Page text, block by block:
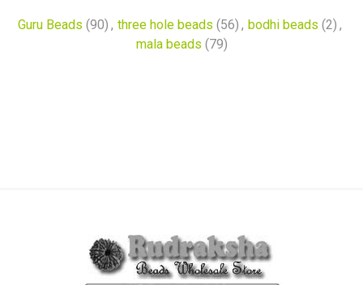
Guru Beads (90) , three hole beads (56) , bodhi beads (2) ,
mala beads (79)